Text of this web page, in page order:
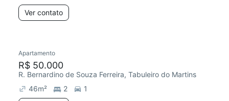
Ver contato
Apartamento
R$ 50.000
R. Bernardino de Souza Ferreira, Tabuleiro do Martins
46m² 2
1